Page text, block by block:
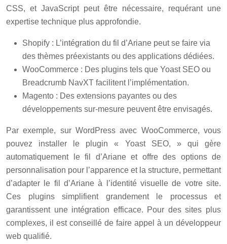
CSS, et JavaScript peut être nécessaire, requérant une
expertise technique plus approfondie.
Shopify : L’intégration du fil d’Ariane peut se faire via
des thèmes préexistants ou des applications dédiées.
WooCommerce : Des plugins tels que Yoast SEO ou
Breadcrumb NavXT facilitent l’implémentation.
Magento : Des extensions payantes ou des
développements sur-mesure peuvent être envisagés.
Par exemple, sur WordPress avec WooCommerce, vous
pouvez installer le plugin « Yoast SEO, » qui gère
automatiquement le fil d’Ariane et offre des options de
personnalisation pour l’apparence et la structure, permettant
d’adapter le fil d’Ariane à l’identité visuelle de votre site.
Ces plugins simplifient grandement le processus et
garantissent une intégration efficace. Pour des sites plus
complexes, il est conseillé de faire appel à un développeur
web qualifié.